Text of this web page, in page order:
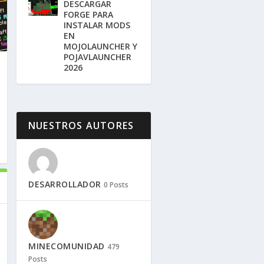
DESCARGAR
FORGE PARA
INSTALAR MODS
EN
MOJOLAUNCHER Y
POJAVLAUNCHER
2026
NUESTROS AUTORES
DESARROLLADOR 0 Posts
MINECOMUNIDAD 479
Posts